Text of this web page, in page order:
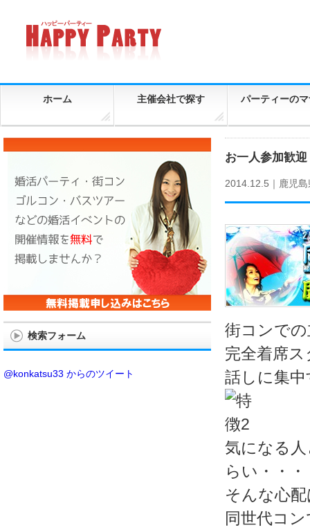
ホーム 主催会社で探す パーティーの
お一人参加歓
2014.12.5｜ 鹿児
街コンで
完全着席
話しに集
気になる
らい・・・
そんな心
同世代コ
検索フォーム
@konkatsu33 からのツイート